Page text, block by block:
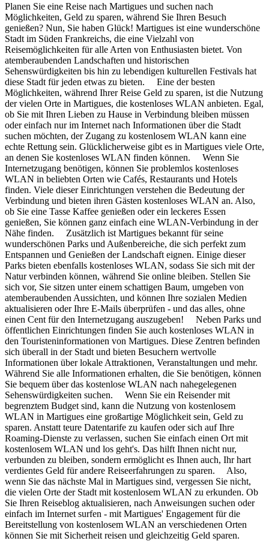
Planen Sie eine Reise nach Martigues und suchen nach
Möglichkeiten, Geld zu sparen, während Sie Ihren Besuch
genießen? Nun, Sie haben Glück! Martigues ist eine wunderschöne
Stadt im Süden Frankreichs, die eine Vielzahl von
Reisemöglichkeiten für alle Arten von Enthusiasten bietet. Von
atemberaubenden Landschaften und historischen
Sehenswürdigkeiten bis hin zu lebendigen kulturellen Festivals hat
diese Stadt für jeden etwas zu bieten. Eine der besten
Möglichkeiten, während Ihrer Reise Geld zu sparen, ist die Nutzung
der vielen Orte in Martigues, die kostenloses WLAN anbieten. Egal,
ob Sie mit Ihren Lieben zu Hause in Verbindung bleiben müssen
oder einfach nur im Internet nach Informationen über die Stadt
suchen möchten, der Zugang zu kostenlosem WLAN kann eine
echte Rettung sein. Glücklicherweise gibt es in Martigues viele Orte,
an denen Sie kostenloses WLAN finden können. Wenn Sie
Internetzugang benötigen, können Sie problemlos kostenloses
WLAN in beliebten Orten wie Cafés, Restaurants und Hotels
finden. Viele dieser Einrichtungen verstehen die Bedeutung der
Verbindung und bieten ihren Gästen kostenloses WLAN an. Also,
ob Sie eine Tasse Kaffee genießen oder ein leckeres Essen
genießen, Sie können ganz einfach eine WLAN-Verbindung in der
Nähe finden. Zusätzlich ist Martigues bekannt für seine
wunderschönen Parks und Außenbereiche, die sich perfekt zum
Entspannen und Genießen der Landschaft eignen. Einige dieser
Parks bieten ebenfalls kostenloses WLAN, sodass Sie sich mit der
Natur verbinden können, während Sie online bleiben. Stellen Sie
sich vor, Sie sitzen unter einem schattigen Baum, umgeben von
atemberaubenden Aussichten, und können Ihre sozialen Medien
aktualisieren oder Ihre E-Mails überprüfen - und das alles, ohne
einen Cent für den Internetzugang auszugeben! Neben Parks und
öffentlichen Einrichtungen finden Sie auch kostenloses WLAN in
den Touristeninformationen von Martigues. Diese Zentren befinden
sich überall in der Stadt und bieten Besuchern wertvolle
Informationen über lokale Attraktionen, Veranstaltungen und mehr.
Während Sie alle Informationen erhalten, die Sie benötigen, können
Sie bequem über das kostenlose WLAN nach nahegelegenen
Sehenswürdigkeiten suchen. Wenn Sie ein Reisender mit
begrenztem Budget sind, kann die Nutzung von kostenlosem
WLAN in Martigues eine großartige Möglichkeit sein, Geld zu
sparen. Anstatt teure Datentarife zu kaufen oder sich auf Ihre
Roaming-Dienste zu verlassen, suchen Sie einfach einen Ort mit
kostenlosem WLAN und los geht's. Das hilft Ihnen nicht nur,
verbunden zu bleiben, sondern ermöglicht es Ihnen auch, Ihr hart
verdientes Geld für andere Reiseerfahrungen zu sparen. Also,
wenn Sie das nächste Mal in Martigues sind, vergessen Sie nicht,
die vielen Orte der Stadt mit kostenlosem WLAN zu erkunden. Ob
Sie Ihren Reiseblog aktualisieren, nach Anweisungen suchen oder
einfach im Internet surfen - mit Martigues' Engagement für die
Bereitstellung von kostenlosem WLAN an verschiedenen Orten
können Sie mit Sicherheit reisen und gleichzeitig Geld sparen.